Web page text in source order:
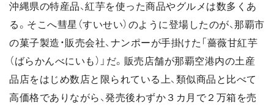
沖縄県の特産品、紅芋を使った商品やグルメは数多くあ
る。そこへ彗星（すいせい）のように登場したのが、那覇市
の菓子製造・販売会社、ナンポーが手掛けた「薔薇甘紅芋
（ばらかんべにいも）」だ。販売店舗が那覇空港内の土産
品店をはじめ数店と限られている上、類似商品と比べて
高価格でありながら、発売後わずか３カ月で２万箱を売